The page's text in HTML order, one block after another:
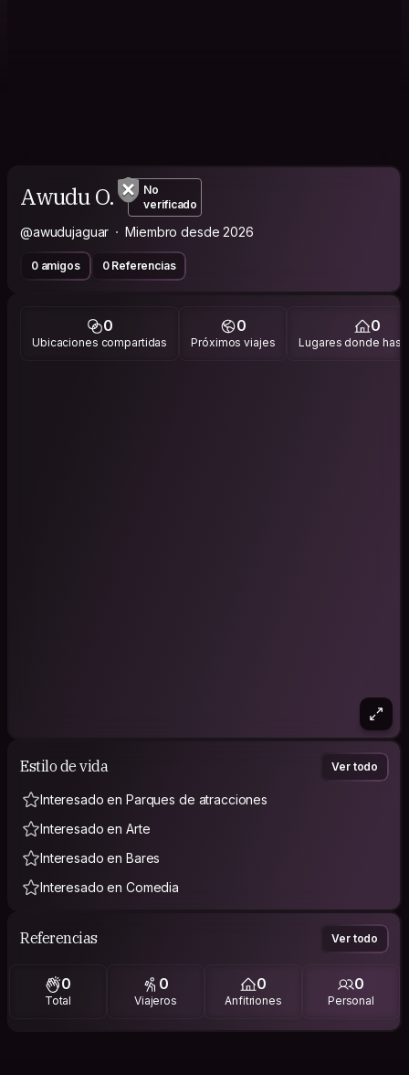
Awudu O.
No
verificado
@awudujaguar Miembro desde 2026
0 amigos 0 Referencias
0
Ubicaciones compartidas
0
Próximos viajes
0
Lugares donde has
Estilo de vida Ver todo
Interesado en Parques de atracciones
Interesado en Arte
Interesado en Bares
Interesado en Comedia
Referencias Ver todo
0
Total
0
Viajeros
0
Anfitriones
0
Personal